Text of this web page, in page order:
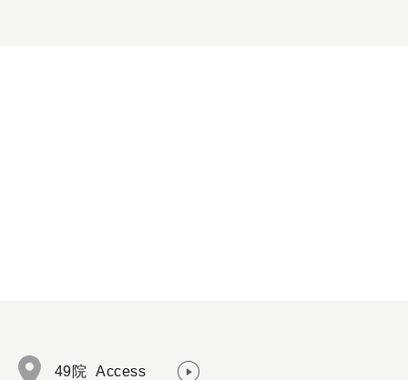
49院 Access